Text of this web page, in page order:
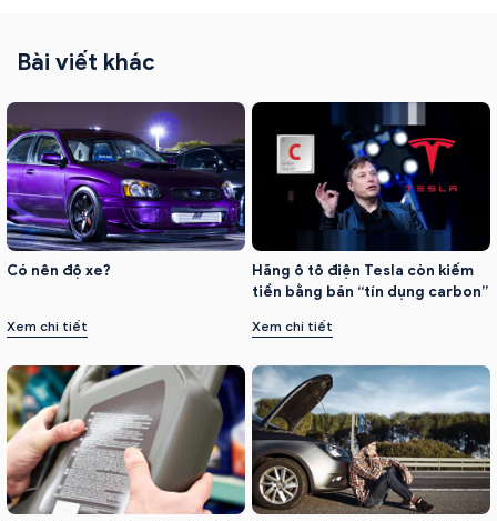
Bài viết khác
Có nên độ xe?
Xem chi tiết
Hãng ô tô điện Tesla còn kiếm
tiền bằng bán “tín dụng carbon”
Xem chi tiết